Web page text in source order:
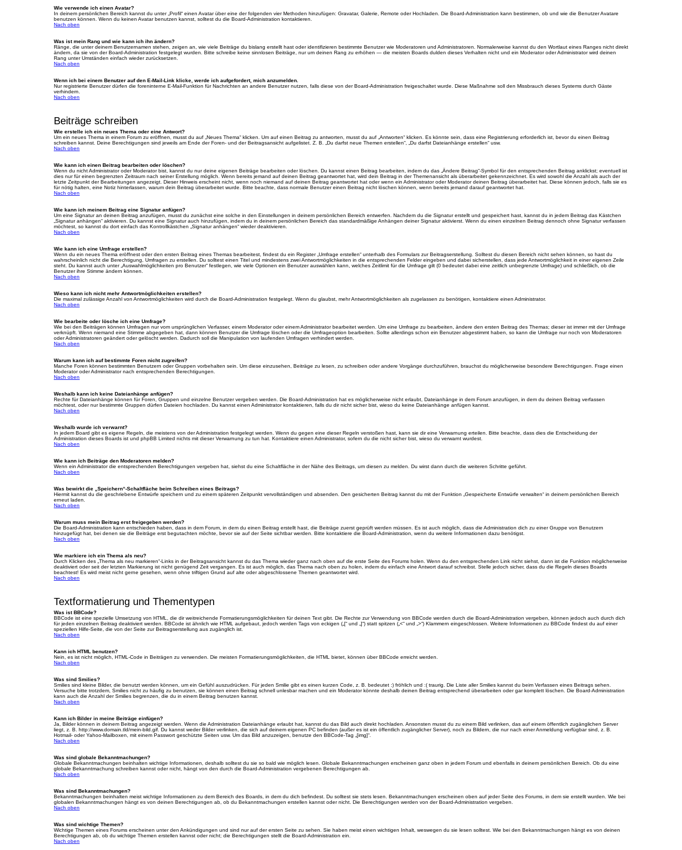
Wie verwende ich einen Avatar?
In deinem persönlichen Bereich kannst du unter „Profil“ einen Avatar über eine der folgenden vier Methoden hinzufügen: Gravatar, Galerie, Remote oder Hochladen. Die Board-Administration kann bestimmen, ob und wie die Benutzer Avatare
benutzen können. Wenn du keinen Avatar benutzen kannst, solltest du die Board-Administration kontaktieren.
Nach oben
Was ist mein Rang und wie kann ich ihn ändern?
Ränge, die unter deinem Benutzernamen stehen, zeigen an, wie viele Beiträge du bislang erstellt hast oder identifizieren bestimmte Benutzer wie Moderatoren und Administratoren. Normalerweise kannst du den Wortlaut eines Ranges nicht direkt
ändern, da sie von der Board-Administration festgelegt wurden. Bitte schreibe keine sinnlosen Beiträge, nur um deinen Rang zu erhöhen — die meisten Boards dulden dieses Verhalten nicht und ein Moderator oder Administrator wird deinen
Rang unter Umständen einfach wieder zurücksetzen.
Nach oben
Wenn ich bei einem Benutzer auf den E-Mail-Link klicke, werde ich aufgefordert, mich anzumelden.
Nur registrierte Benutzer dürfen die foreninterne E-Mail-Funktion für Nachrichten an andere Benutzer nutzen, falls diese von der Board-Administration freigeschaltet wurde. Diese Maßnahme soll den Missbrauch dieses Systems durch Gäste
verhindern.
Nach oben
Beiträge schreiben
Wie erstelle ich ein neues Thema oder eine Antwort?
Um ein neues Thema in einem Forum zu eröffnen, musst du auf „Neues Thema“ klicken. Um auf einen Beitrag zu antworten, musst du auf „Antworten“ klicken. Es könnte sein, dass eine Registrierung erforderlich ist, bevor du einen Beitrag
schreiben kannst. Deine Berechtigungen sind jeweils am Ende der Foren- und der Beitragsansicht aufgelistet. Z. B. „Du darfst neue Themen erstellen“, „Du darfst Dateianhänge erstellen“ usw.
Nach oben
Wie kann ich einen Beitrag bearbeiten oder löschen?
Wenn du nicht Administrator oder Moderator bist, kannst du nur deine eigenen Beiträge bearbeiten oder löschen. Du kannst einen Beitrag bearbeiten, indem du das „Ändere Beitrag“-Symbol für den entsprechenden Beitrag anklickst; eventuell ist
dies nur für einen begrenzten Zeitraum nach seiner Erstellung möglich. Wenn bereits jemand auf deinen Beitrag geantwortet hat, wird dein Beitrag in der Themenansicht als überarbeitet gekennzeichnet. Es wird sowohl die Anzahl als auch der
letzte Zeitpunkt der Bearbeitungen angezeigt. Dieser Hinweis erscheint nicht, wenn noch niemand auf deinen Beitrag geantwortet hat oder wenn ein Administrator oder Moderator deinen Beitrag überarbeitet hat. Diese können jedoch, falls sie es
für nötig halten, eine Notiz hinterlassen, warum dein Beitrag überarbeitet wurde. Bitte beachte, dass normale Benutzer einen Beitrag nicht löschen können, wenn bereits jemand darauf geantwortet hat.
Nach oben
Wie kann ich meinem Beitrag eine Signatur anfügen?
Um eine Signatur an deinen Beitrag anzufügen, musst du zunächst eine solche in den Einstellungen in deinem persönlichen Bereich entwerfen. Nachdem du die Signatur erstellt und gespeichert hast, kannst du in jedem Beitrag das Kästchen
„Signatur anhängen“ aktivieren. Du kannst eine Signatur auch hinzufügen, indem du in deinem persönlichen Bereich das standardmäßige Anhängen deiner Signatur aktivierst. Wenn du einen einzelnen Beitrag dennoch ohne Signatur verfassen
möchtest, so kannst du dort einfach das Kontrollkästchen „Signatur anhängen“ wieder deaktivieren.
Nach oben
Wie kann ich eine Umfrage erstellen?
Wenn du ein neues Thema eröffnest oder den ersten Beitrag eines Themas bearbeitest, findest du ein Register „Umfrage erstellen“ unterhalb des Formulars zur Beitragserstellung. Solltest du diesen Bereich nicht sehen können, so hast du
wahrscheinlich nicht die Berechtigung, Umfragen zu erstellen. Du solltest einen Titel und mindestens zwei Antwortmöglichkeiten in die entsprechenden Felder eingeben und dabei sicherstellen, dass jede Antwortmöglichkeit in einer eigenen Zeile
steht. Du kannst auch unter „Auswahlmöglichkeiten pro Benutzer“ festlegen, wie viele Optionen ein Benutzer auswählen kann, welches Zeitlimit für die Umfrage gilt (0 bedeutet dabei eine zeitlich unbegrenzte Umfrage) und schließlich, ob die
Benutzer ihre Stimme ändern können.
Nach oben
Wieso kann ich nicht mehr Antwortmöglichkeiten erstellen?
Die maximal zulässige Anzahl von Antwortmöglichkeiten wird durch die Board-Administration festgelegt. Wenn du glaubst, mehr Antwortmöglichkeiten als zugelassen zu benötigen, kontaktiere einen Administrator.
Nach oben
Wie bearbeite oder lösche ich eine Umfrage?
Wie bei den Beiträgen können Umfragen nur vom ursprünglichen Verfasser, einem Moderator oder einem Administrator bearbeitet werden. Um eine Umfrage zu bearbeiten, ändere den ersten Beitrag des Themas; dieser ist immer mit der Umfrage
verknüpft. Wenn niemand eine Stimme abgegeben hat, dann können Benutzer die Umfrage löschen oder die Umfrageoption bearbeiten. Sollte allerdings schon ein Benutzer abgestimmt haben, so kann die Umfrage nur noch von Moderatoren
oder Administratoren geändert oder gelöscht werden. Dadurch soll die Manipulation von laufenden Umfragen verhindert werden.
Nach oben
Warum kann ich auf bestimmte Foren nicht zugreifen?
Manche Foren können bestimmten Benutzern oder Gruppen vorbehalten sein. Um diese einzusehen, Beiträge zu lesen, zu schreiben oder andere Vorgänge durchzuführen, brauchst du möglicherweise besondere Berechtigungen. Frage einen
Moderator oder Administrator nach entsprechenden Berechtigungen.
Nach oben
Weshalb kann ich keine Dateianhänge anfügen?
Rechte für Dateianhänge können für Foren, Gruppen und einzelne Benutzer vergeben werden. Die Board-Administration hat es möglicherweise nicht erlaubt, Dateianhänge in dem Forum anzufügen, in dem du deinen Beitrag verfassen
möchtest, oder nur bestimmte Gruppen dürfen Dateien hochladen. Du kannst einen Administrator kontaktieren, falls du dir nicht sicher bist, wieso du keine Dateianhänge anfügen kannst.
Nach oben
Weshalb wurde ich verwarnt?
In jedem Board gibt es eigene Regeln, die meistens von der Administration festgelegt werden. Wenn du gegen eine dieser Regeln verstoßen hast, kann sie dir eine Verwarnung erteilen. Bitte beachte, dass dies die Entscheidung der
Administration dieses Boards ist und phpBB Limited nichts mit dieser Verwarnung zu tun hat. Kontaktiere einen Administrator, sofern du die nicht sicher bist, wieso du verwarnt wurdest.
Nach oben
Wie kann ich Beiträge den Moderatoren melden?
Wenn ein Administrator die entsprechenden Berechtigungen vergeben hat, siehst du eine Schaltfläche in der Nähe des Beitrags, um diesen zu melden. Du wirst dann durch die weiteren Schritte geführt.
Nach oben
Was bewirkt die „Speichern“-Schaltfläche beim Schreiben eines Beitrags?
Hiermit kannst du die geschriebene Entwürfe speichern und zu einem späteren Zeitpunkt vervollständigen und absenden. Den gesicherten Beitrag kannst du mit der Funktion „Gespeicherte Entwürfe verwalten“ in deinem persönlichen Bereich
erneut laden.
Nach oben
Warum muss mein Beitrag erst freigegeben werden?
Die Board-Administration kann entschieden haben, dass in dem Forum, in dem du einen Beitrag erstellt hast, die Beiträge zuerst geprüft werden müssen. Es ist auch möglich, dass die Administration dich zu einer Gruppe von Benutzern
hinzugefügt hat, bei denen sie die Beiträge erst begutachten möchte, bevor sie auf der Seite sichtbar werden. Bitte kontaktiere die Board-Administration, wenn du weitere Informationen dazu benötigst.
Nach oben
Wie markiere ich ein Thema als neu?
Durch Klicken des „Thema als neu markieren“-Links in der Beitragsansicht kannst du das Thema wieder ganz nach oben auf die erste Seite des Forums holen. Wenn du den entsprechenden Link nicht siehst, dann ist die Funktion möglicherweise
deaktiviert oder seit der letzten Markierung ist nicht genügend Zeit vergangen. Es ist auch möglich, das Thema nach oben zu holen, indem du einfach eine Antwort darauf schreibst. Stelle jedoch sicher, dass du die Regeln dieses Boards
beachtest! Es wird meist nicht gerne gesehen, wenn ohne triftigen Grund auf alte oder abgeschlossene Themen geantwortet wird.
Nach oben
Textformatierung und Thementypen
Was ist BBCode?
BBCode ist eine spezielle Umsetzung von HTML, die dir weitreichende Formatierungsmöglichkeiten für deinen Text gibt. Die Rechte zur Verwendung von BBCode werden durch die Board-Administration vergeben, können jedoch auch durch dich
für jeden einzelnen Beitrag deaktiviert werden. BBCode ist ähnlich wie HTML aufgebaut, jedoch werden Tags von eckigen („[“ und „]“) statt spitzen („<“ und „>“) Klammern eingeschlossen. Weitere Informationen zu BBCode findest du auf einer
speziellen Hilfe-Seite, die von der Seite zur Beitragserstellung aus zugänglich ist.
Nach oben
Kann ich HTML benutzen?
Nein, es ist nicht möglich, HTML-Code in Beiträgen zu verwenden. Die meisten Formatierungsmöglichkeiten, die HTML bietet, können über BBCode erreicht werden.
Nach oben
Was sind Smilies?
Smilies sind kleine Bilder, die benutzt werden können, um ein Gefühl auszudrücken. Für jeden Smilie gibt es einen kurzen Code, z. B. bedeutet :) fröhlich und :( traurig. Die Liste aller Smilies kannst du beim Verfassen eines Beitrags sehen.
Versuche bitte trotzdem, Smilies nicht zu häufig zu benutzen, sie können einen Beitrag schnell unlesbar machen und ein Moderator könnte deshalb deinen Beitrag entsprechend überarbeiten oder gar komplett löschen. Die Board-Administration
kann auch die Anzahl der Smilies begrenzen, die du in einem Beitrag benutzen kannst.
Nach oben
Kann ich Bilder in meine Beiträge einfügen?
Ja, Bilder können in deinem Beitrag angezeigt werden. Wenn die Administration Dateianhänge erlaubt hat, kannst du das Bild auch direkt hochladen. Ansonsten musst du zu einem Bild verlinken, das auf einem öffentlich zugänglichen Server
liegt, z. B. http://www.domain.tld/mein-bild.gif. Du kannst weder Bilder verlinken, die sich auf deinem eigenen PC befinden (außer es ist ein öffentlich zugänglicher Server), noch zu Bildern, die nur nach einer Anmeldung verfügbar sind, z. B.
Hotmail- oder Yahoo-Mailboxen, mit einem Passwort geschützte Seiten usw. Um das Bild anzuzeigen, benutze den BBCode-Tag „[img]“.
Nach oben
Was sind globale Bekanntmachungen?
Globale Bekanntmachungen beinhalten wichtige Informationen, deshalb solltest du sie so bald wie möglich lesen. Globale Bekanntmachungen erscheinen ganz oben in jedem Forum und ebenfalls in deinem persönlichen Bereich. Ob du eine
globale Bekanntmachung schreiben kannst oder nicht, hängt von den durch die Board-Administration vergebenen Berechtigungen ab.
Nach oben
Was sind Bekanntmachungen?
Bekanntmachungen beinhalten meist wichtige Informationen zu dem Bereich des Boards, in dem du dich befindest. Du solltest sie stets lesen. Bekanntmachungen erscheinen oben auf jeder Seite des Forums, in dem sie erstellt wurden. Wie bei
globalen Bekanntmachungen hängt es von deinen Berechtigungen ab, ob du Bekanntmachungen erstellen kannst oder nicht. Die Berechtigungen werden von der Board-Administration vergeben.
Nach oben
Was sind wichtige Themen?
Wichtige Themen eines Forums erscheinen unter den Ankündigungen und sind nur auf der ersten Seite zu sehen. Sie haben meist einen wichtigen Inhalt, weswegen du sie lesen solltest. Wie bei den Bekanntmachungen hängt es von deinen
Berechtigungen ab, ob du wichtige Themen erstellen kannst oder nicht; die Berechtigungen stellt die Board-Administration ein.
Nach oben